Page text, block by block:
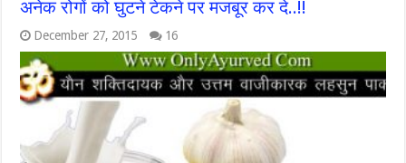
अनेक रोगों को घुटने टेकने पर मजबूर कर दे..!!
December 27, 2015 16